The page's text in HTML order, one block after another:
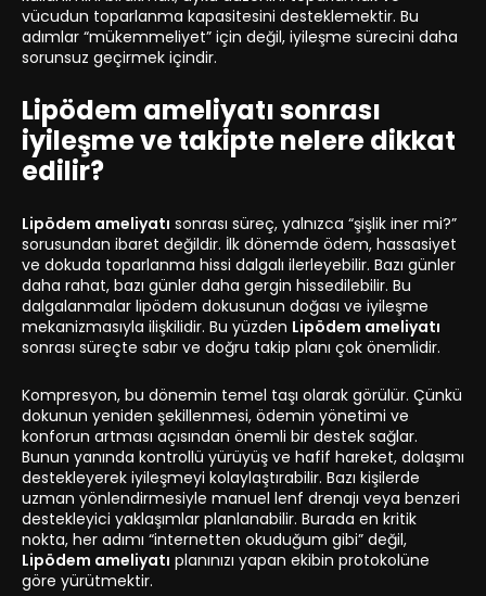
vücudun toparlanma kapasitesini desteklemektir. Bu
adımlar “mükemmeliyet” için değil, iyileşme sürecini daha
sorunsuz geçirmek içindir.
Lipödem ameliyatı sonrası
iyileşme ve takipte nelere dikkat
edilir?
Lipödem ameliyatı sonrası süreç, yalnızca “şişlik iner mi?”
sorusundan ibaret değildir. İlk dönemde ödem, hassasiyet
ve dokuda toparlanma hissi dalgalı ilerleyebilir. Bazı günler
daha rahat, bazı günler daha gergin hissedilebilir. Bu
dalgalanmalar lipödem dokusunun doğası ve iyileşme
mekanizmasıyla ilişkilidir. Bu yüzden Lipödem ameliyatı
sonrası süreçte sabır ve doğru takip planı çok önemlidir.
Kompresyon, bu dönemin temel taşı olarak görülür. Çünkü
dokunun yeniden şekillenmesi, ödemin yönetimi ve
konforun artması açısından önemli bir destek sağlar.
Bunun yanında kontrollü yürüyüş ve hafif hareket, dolaşımı
destekleyerek iyileşmeyi kolaylaştırabilir. Bazı kişilerde
uzman yönlendirmesiyle manuel lenf drenajı veya benzeri
destekleyici yaklaşımlar planlanabilir. Burada en kritik
nokta, her adımı “internetten okuduğum gibi” değil,
Lipödem ameliyatı planınızı yapan ekibin protokolüne
göre yürütmektir.